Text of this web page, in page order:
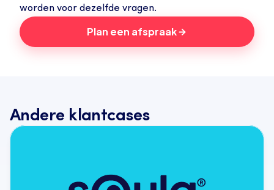
worden voor dezelfde vragen.
Plan een afspraak
Andere klantcases